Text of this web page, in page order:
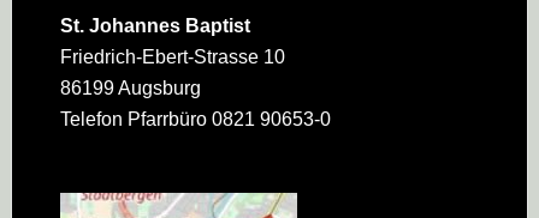
St. Johannes Baptist
Friedrich-Ebert-Strasse 10
86199 Augsburg
Telefon Pfarrbüro 0821 90653-0